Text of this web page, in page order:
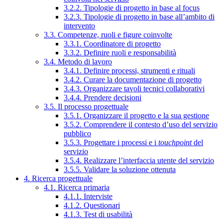
3.2.2. Tipologie di progetto in base al focus
3.2.3. Tipologie di progetto in base all’ambito di
intervento
3.3. Competenze, ruoli e figure coinvolte
3.3.1. Coordinatore di progetto
3.3.2. Definire ruoli e responsabilità
3.4. Metodo di lavoro
3.4.1. Definire processi, strumenti e rituali
3.4.2. Curare la documentazione di progetto
3.4.3. Organizzare tavoli tecnici collaborativi
3.4.4. Prendere decisioni
3.5. Il processo progettuale
3.5.1. Organizzare il progetto e la sua gestione
3.5.2. Comprendere il contesto d’uso del servizio
pubblico
3.5.3. Progettare i processi e i touchpointdel
servizio
3.5.4. Realizzare l’interfaccia utente del servizio
3.5.5. Validare la soluzione ottenuta
4. Ricerca progettuale
4.1. Ricerca primaria
4.1.1. Interviste
4.1.2. Questionari
4.1.3. Test di usabilità